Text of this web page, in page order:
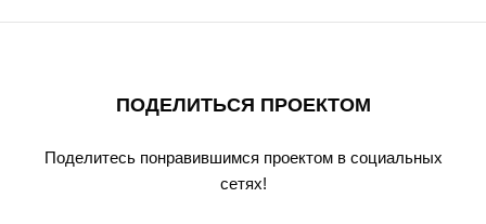
ПОДЕЛИТЬСЯ ПРОЕКТОМ
Поделитесь понравившимся проектом в социальных
сетях!